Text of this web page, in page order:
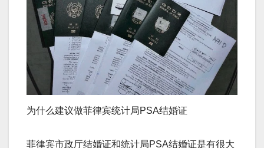
为什么建议做菲律宾统计局PSA结婚证
菲律宾市政厅结婚证和统计局PSA结婚证是有很大